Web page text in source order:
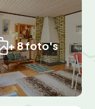
+ 8 foto's